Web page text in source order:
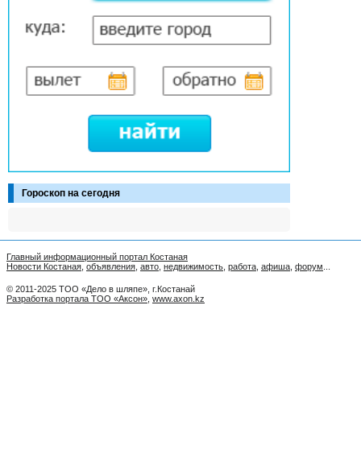
Гороскоп на сегодня
Главный информационный портал Костаная
Новости Костаная объявления авто недвижимость работа афиша форум
© 2011-2025 ТОО «Дело в шляпе», г.Костанай
Разработка портала ТОО «Аксон» www.axon.kz